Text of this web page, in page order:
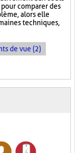
comparer des
alors elle
techniques,
de vue (2)